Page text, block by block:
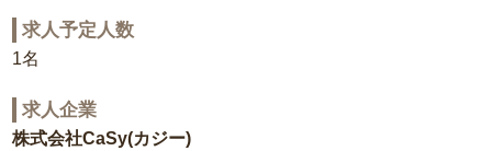
求人予定人数
1名
求人企業
株式会社CaSy(カジー)